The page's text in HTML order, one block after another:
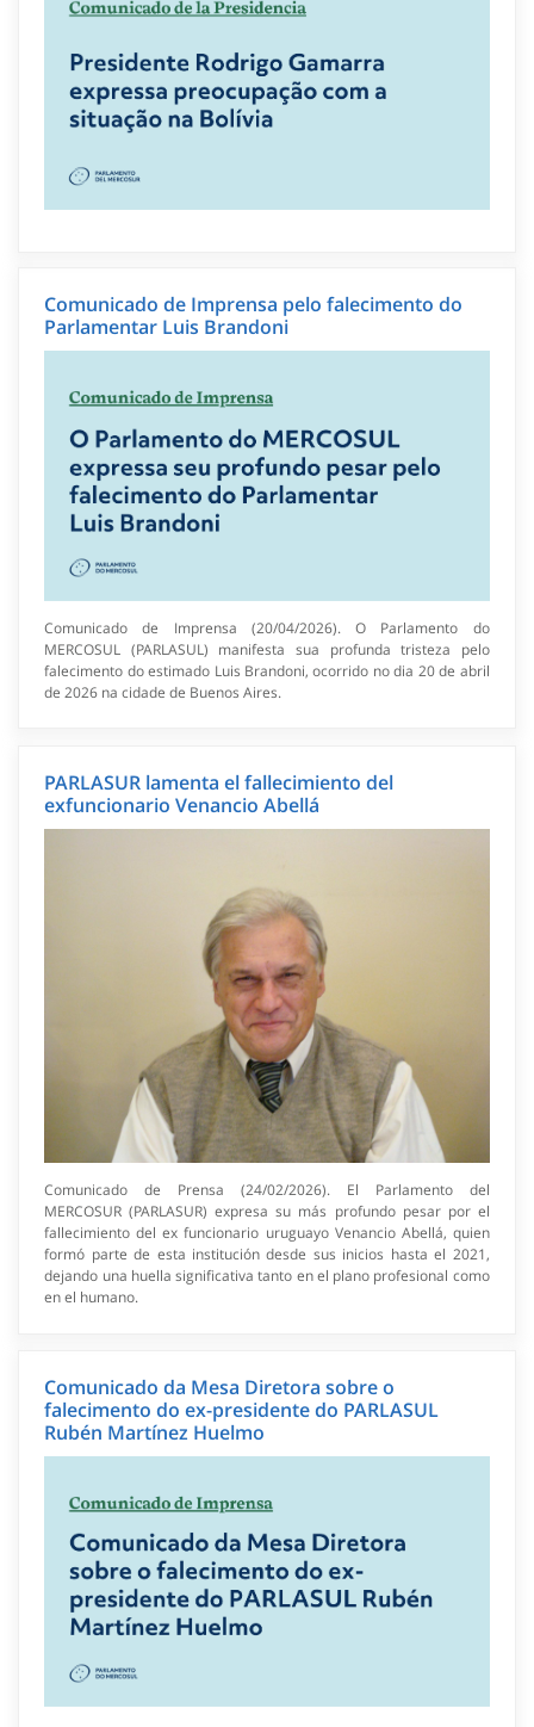
Comunicado de Imprensa pelo falecimento do
Parlamentar Luis Brandoni
Comunicado de Imprensa (20/04/2026). O Parlamento do
MERCOSUL (PARLASUL) manifesta sua profunda tristeza pelo
falecimento do estimado Luis Brandoni, ocorrido no dia 20 de abril
de 2026 na cidade de Buenos Aires.
PARLASUR lamenta el fallecimiento del
exfuncionario Venancio Abellá
Comunicado de Prensa (24/02/2026). El Parlamento del
MERCOSUR (PARLASUR) expresa su más profundo pesar por el
fallecimiento del ex funcionario uruguayo Venancio Abellá, quien
formó parte de esta institución desde sus inicios hasta el 2021,
dejando una huella significativa tanto en el plano profesional como
en el humano.
Comunicado da Mesa Diretora sobre o
falecimento do ex-presidente do PARLASUL
Rubén Martínez Huelmo